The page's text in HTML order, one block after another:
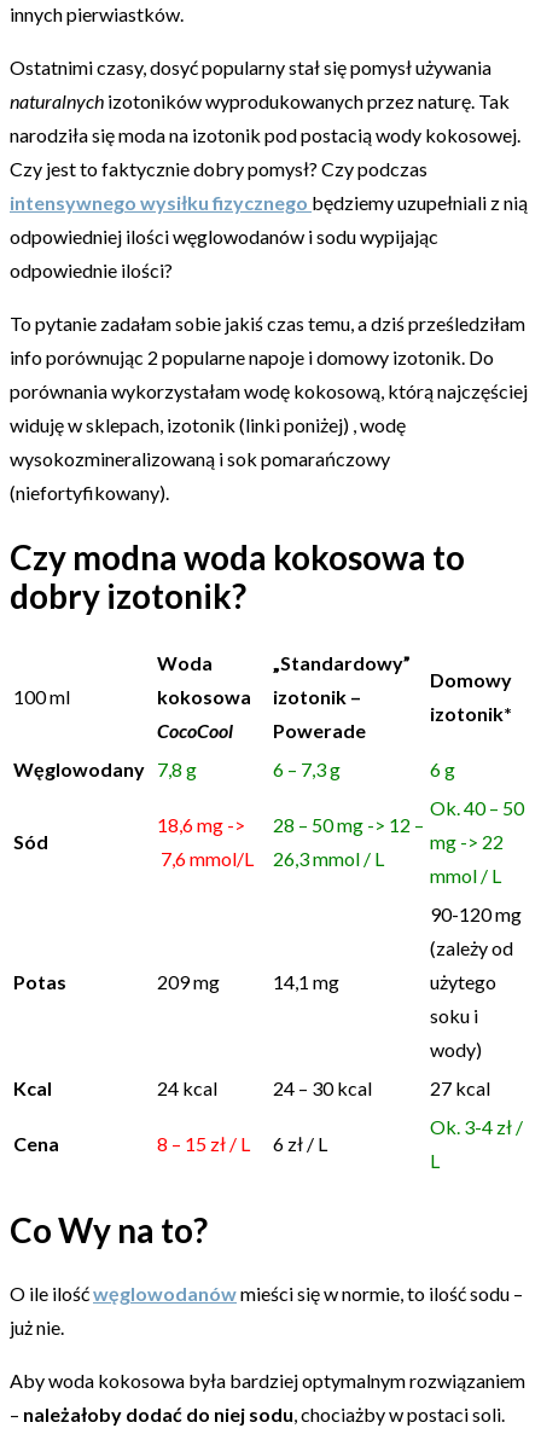
innych pierwiastków.
Ostatnimi czasy, dosyć popularny stał się pomysł używania
naturalnych izotoników wyprodukowanych przez naturę. Tak
narodziła się moda na izotonik pod postacią wody kokosowej.
Czy jest to faktycznie dobry pomysł? Czy podczas
intensywnego wysiłku fizycznego będziemy uzupełniali z nią
odpowiedniej ilości węglowodanów i sodu wypijając
odpowiednie ilości?
To pytanie zadałam sobie jakiś czas temu, a dziś prześledziłam
info porównując 2 popularne napoje i domowy izotonik. Do
porównania wykorzystałam wodę kokosową, którą najczęściej
widuję w sklepach, izotonik (linki poniżej) , wodę
wysokozmineralizowaną i sok pomarańczowy
(niefortyfikowany).
Czy modna woda kokosowa to
dobry izotonik?
100 ml
Woda
kokosowa
CocoCool
„Standardowy”
izotonik –
Powerade
Domowy
izotonik*
Węglowodany 7,8 g 6 – 7,3 g 6 g
Sód
18,6 mg ->
7,6 mmol/L
28 – 50 mg -> 12 –
26,3 mmol / L
Ok. 40 – 50
mg -> 22
mmol / L
Potas 209 mg 14,1 mg
90-120 mg
(zależy od
użytego
soku i
wody)
Kcal
24 kcal 24 – 30 kcal 27 kcal
Cena 8 – 15 zł / L 6 zł / L
Ok. 3-4 zł /
L
Co Wy na to?
O ile ilośćwęglowodanówmieści się w normie, to ilość sodu –
już nie.
Aby woda kokosowa była bardziej optymalnym rozwiązaniem
– należałoby dodać do niej sodu, chociażby w postaci soli.